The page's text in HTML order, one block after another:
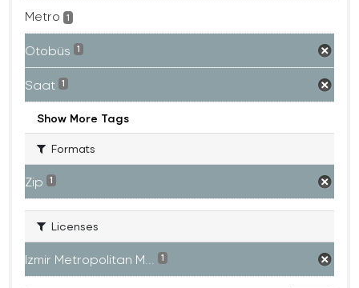
Metro 1
Otobüs 1
Saat 1
Show More Tags
Formats
Zip 1
Licenses
Izmir Metropolitan M... 1